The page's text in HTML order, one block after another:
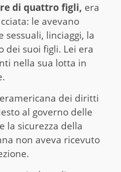
di quattro figli, era
le avevano
linciaggi, la
dei suoi figli. Lei era
nella sua lotta in
dei diritti
al governo delle
la sicurezza della
non aveva ricevuto